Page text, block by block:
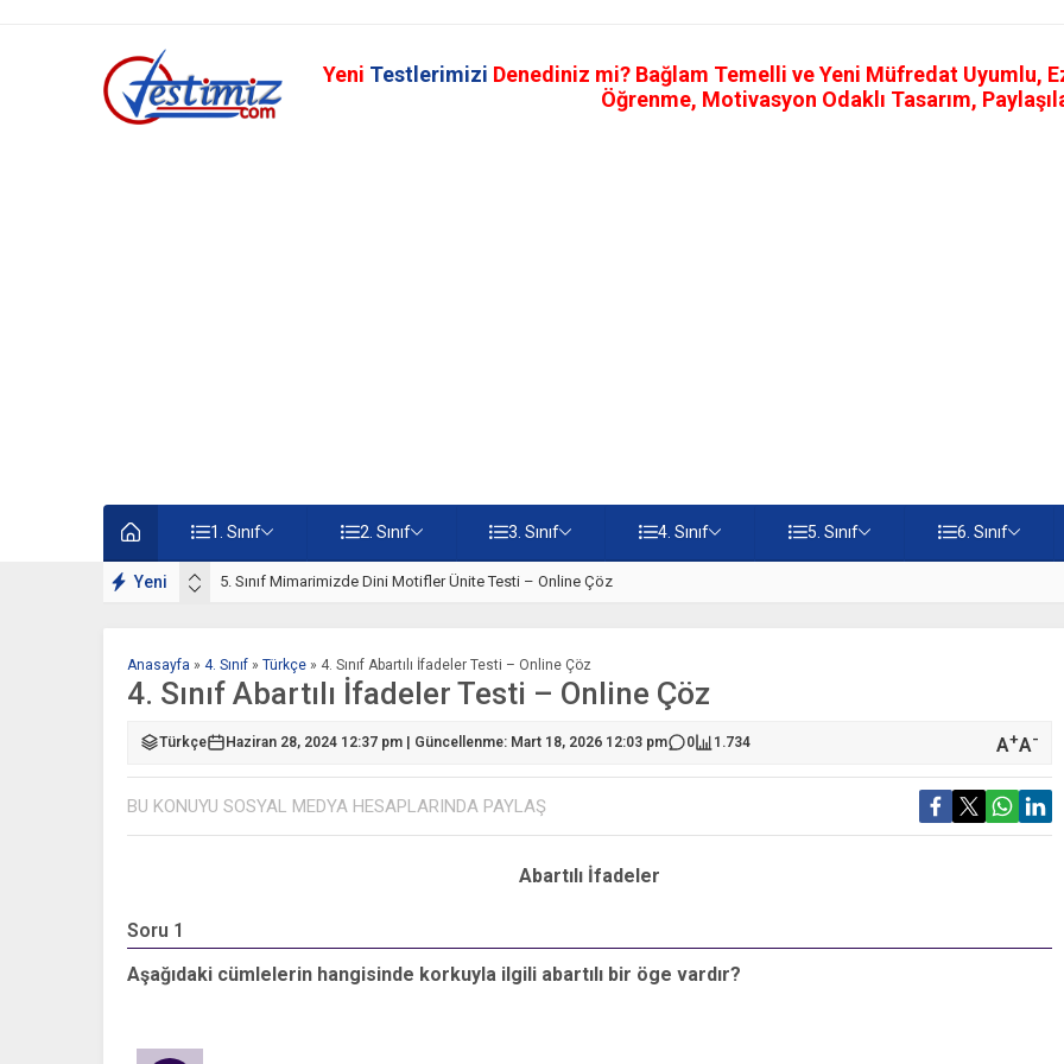
Yeni Testlerimizi Denediniz mi? Bağlam Temelli ve Yeni Müfredat Uyumlu,
Öğrenme, Motivasyon Odaklı Tasarım,
1. Sınıf 2. Sınıf 3. Sınıf 4. Sınıf 5. Sınıf 6. Sınıf
Yeni
Çalışmaları 5. Sınıf Mimarimizde Dini Motifler Ünite Testi – Online Çöz
Anasayfa » 4. Sınıf » Türkçe » 4. Sınıf Abartılı İfadeler Testi – Online Çöz
4. Sınıf Abartılı İfadeler Testi – Online Çöz
Türkçe Haziran 28, 2024 12:37 pm | Güncellenme: Mart 18, 2026 12:03 pm 0 1.734 A+A-
BU KONUYU SOSYAL MEDYA HESAPLARINDA PAYLAŞ
Abartılı İfadeler
Soru 1
Aşağıdaki cümlelerin hangisinde korkuyla ilgili abartılı bir öge vardır?